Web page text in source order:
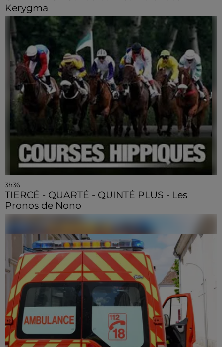
Kerygma
3h36
TIERCÉ - QUARTÉ - QUINTÉ PLUS - Les
Pronos de Nono